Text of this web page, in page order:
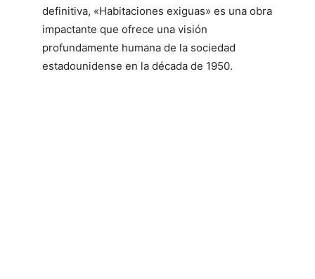
definitiva, «Habitaciones exiguas» es una obra
impactante que ofrece una visión
profundamente humana de la sociedad
estadounidense en la década de 1950.